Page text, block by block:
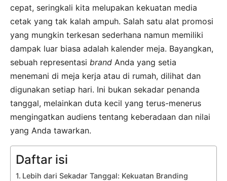
cepat, seringkali kita melupakan kekuatan media
cetak yang tak kalah ampuh. Salah satu alat promosi
yang mungkin terkesan sederhana namun memiliki
dampak luar biasa adalah kalender meja. Bayangkan,
sebuah representasi brand Anda yang setia
menemani di meja kerja atau di rumah, dilihat dan
digunakan setiap hari. Ini bukan sekadar penanda
tanggal, melainkan duta kecil yang terus-menerus
mengingatkan audiens tentang keberadaan dan nilai
yang Anda tawarkan.
Daftar isi
Lebih dari Sekadar Tanggal: Kekuatan Branding